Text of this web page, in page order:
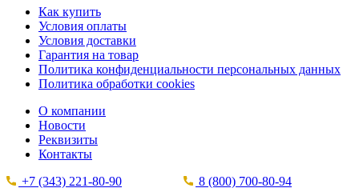
Как купить
Условия оплаты
Условия доставки
Гарантия на товар
Политика конфиденциальности персональных данных
Политика обработки cookies
О компании
Новости
Реквизиты
Контакты
+7 (343) 221-80-90
8 (800) 700-80-94